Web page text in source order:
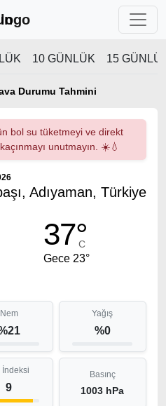
10 GÜNLÜK 15
Durumu Tahmini
bol su tüketmeyi ve direkt
unutmayın. ☀️💧
Adıyaman, Türkiye
37°
C
Gece 23°
Nem Yağış
%0
İndeksi
9
Basınç
1003 hPa